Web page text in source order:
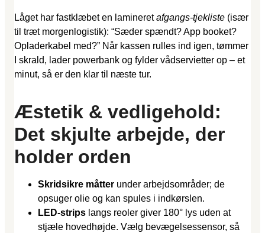
Låget har fastklæbet en lamineretafgangs-tjekliste (især
til træt morgenlogistik): “Sæder spændt? App booket?
Opladerkabel med?” Når kassen rulles ind igen, tømmer
I skrald, lader powerbank og fylder vådservietter op – et
minut, så er den klar til næste tur.
Æstetik & vedligehold:
Det skjulte arbejde, der
holder orden
Skridsikre måtter under arbejdsområder; de
opsuger olie og kan spules i indkørslen.
LED-strips langs reoler giver 180° lys uden at
stjæle hovedhøjde. Vælg bevægelses­sensor, så